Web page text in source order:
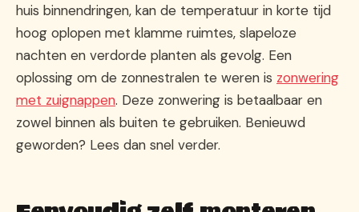
huis binnendringen, kan de temperatuur in korte tijd
hoog oplopen met klamme ruimtes, slapeloze
nachten en verdorde planten als gevolg. Een
oplossing om de zonnestralen te weren is zonwering
met zuignappen. Deze zonwering is betaalbaar en
zowel binnen als buiten te gebruiken. Benieuwd
geworden? Lees dan snel verder.